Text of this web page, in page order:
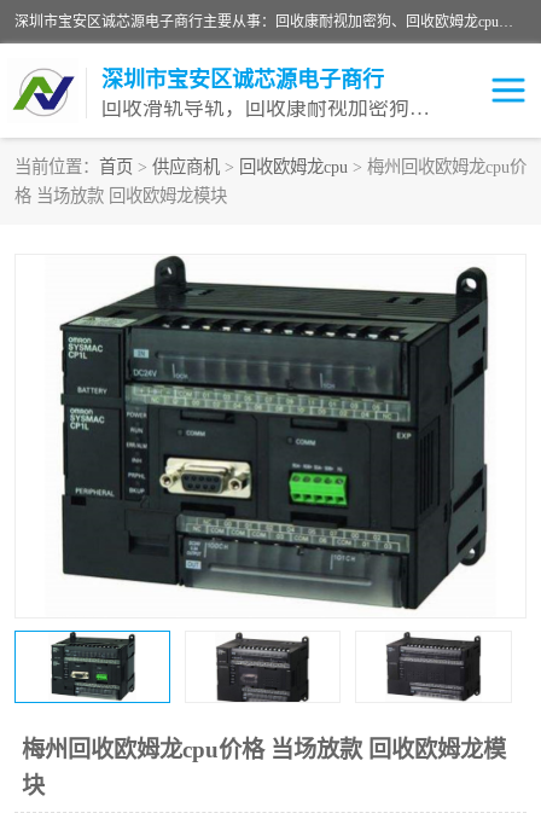
深圳市宝安区诚芯源电子商行主要从事：回收康耐视加密狗、回收欧姆龙cpu、回收欧姆龙模块等 一站式收购,能迅速便捷为客户消化库存、减少仓储、回笼资金，我们交易灵活方便，现金支付，价格优势合理，在业务方面赢得广大客户的一致好评 热情欢迎有库存需要处理的客户 请尽快联系我们
深圳市宝安区诚芯源电子商行
回收滑轨导轨，回收康耐视加密狗，回收欧姆龙PLC
当前位置： 首页 > 供应商机 > 回收欧姆龙cpu > 梅州回收欧姆龙cpu价
格 当场放款 回收欧姆龙模块
梅州回收欧姆龙cpu价格 当场放款 回收欧姆龙模
块
回收欧姆龙模块
回收欧姆龙cpu